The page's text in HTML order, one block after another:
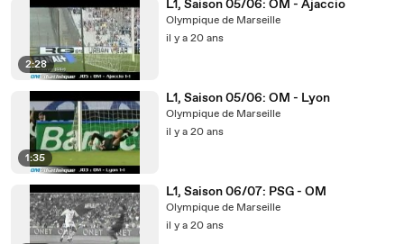
2:28
L1, Saison 05/06: OM - Ajaccio
Olympique de Marseille
il y a 20 ans
1:35
L1, Saison 05/06: OM - Lyon
Olympique de Marseille
il y a 20 ans
L1, Saison 06/07: PSG - OM
Olympique de Marseille
il y a 20 ans